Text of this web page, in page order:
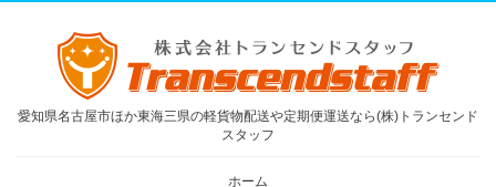
愛知県名古屋市ほか東海三県の軽貨物配送や定期便運送なら(株)トランセンド
スタッフ
ホーム